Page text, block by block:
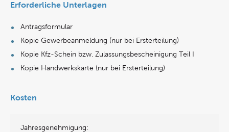
Erforderliche Unterlagen
Antragsformular
Kopie Gewerbeanmeldung (nur bei Ersterteilung)
Kopie Kfz-Schein bzw. Zulassungsbescheinigung Teil I
Kopie Handwerkskarte (nur bei Ersterteilung)
Kosten
Jahresgenehmigung: